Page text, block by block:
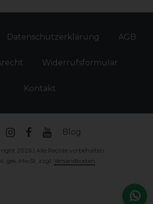
Daten­schutz­erklärung AGB
Widerrufs­formular
Kontakt
Blog
2026 | Alle Rechte vorbehalten.
ges. MwSt. zzgl. Versandkosten